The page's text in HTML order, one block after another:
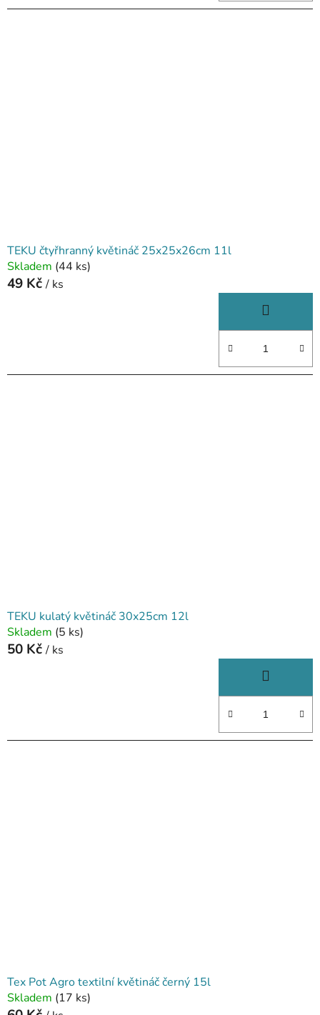
TEKU čtyřhranný květináč 25x25x26cm 11l
Skladem (44 ks)
49 Kč / ks
TEKU kulatý květináč 30x25cm 12l
Skladem (5 ks)
50 Kč / ks
Tex Pot Agro textilní květináč černý 15l
Skladem (17 ks)